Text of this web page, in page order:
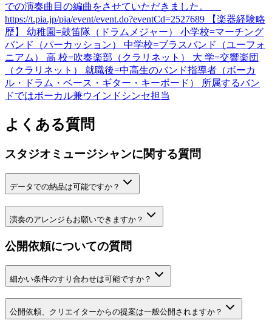
での演奏曲目の編曲をさせていただきました。
https://t.pia.jp/pia/event/event.do?eventCd=2527689 【楽器経験略
歴】 幼稚園=鼓笛隊（ドラムメジャー） 小学校=マーチング
バンド（パーカッション） 中学校=ブラスバンド（ユーフォ
ニアム） 高 校=吹奏楽部（クラリネット） 大 学=交響楽団
（クラリネット） 就職後=中高生のバンド指導者（ボーカ
ル・ドラム・ベース・ギター・キーボード） 所属するバン
ドではボーカル兼ウインドシンセ担当
よくある質問
スタジオミュージシャンに関する質問
データでの納品は可能ですか？
演奏のアレンジもお願いできますか？
公開依頼についての質問
細かい条件のすり合わせは可能ですか？
公開依頼、クリエイターからの提案は一般公開されますか？